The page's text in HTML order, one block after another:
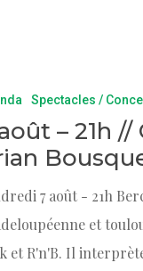
Spectacles /
– 21h
7 août - 21h
et
et R'n'B. Il